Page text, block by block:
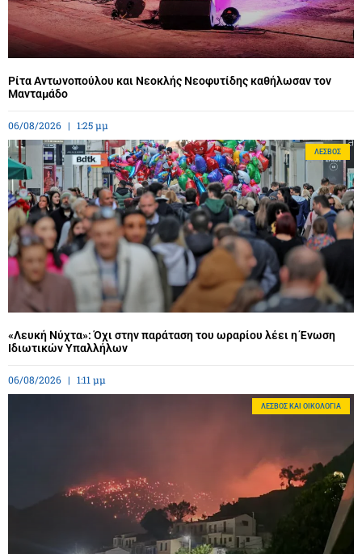
Ρίτα Αντωνοπούλου και Νεοκλής Νεοφυτίδης καθήλωσαν τον
Μανταμάδο
06/08/2026 1:25 μμ
ΛΈΣΒΟΣ
«Λευκή Νύχτα»: Όχι στην παράταση του ωραρίου λέει η Ένωση
Ιδιωτικών Υπαλλήλων
06/08/2026 1:11 μμ
ΛΈΣΒΟΣ ΚΑΙ ΟΙΚΟΛΟΓΊΑ